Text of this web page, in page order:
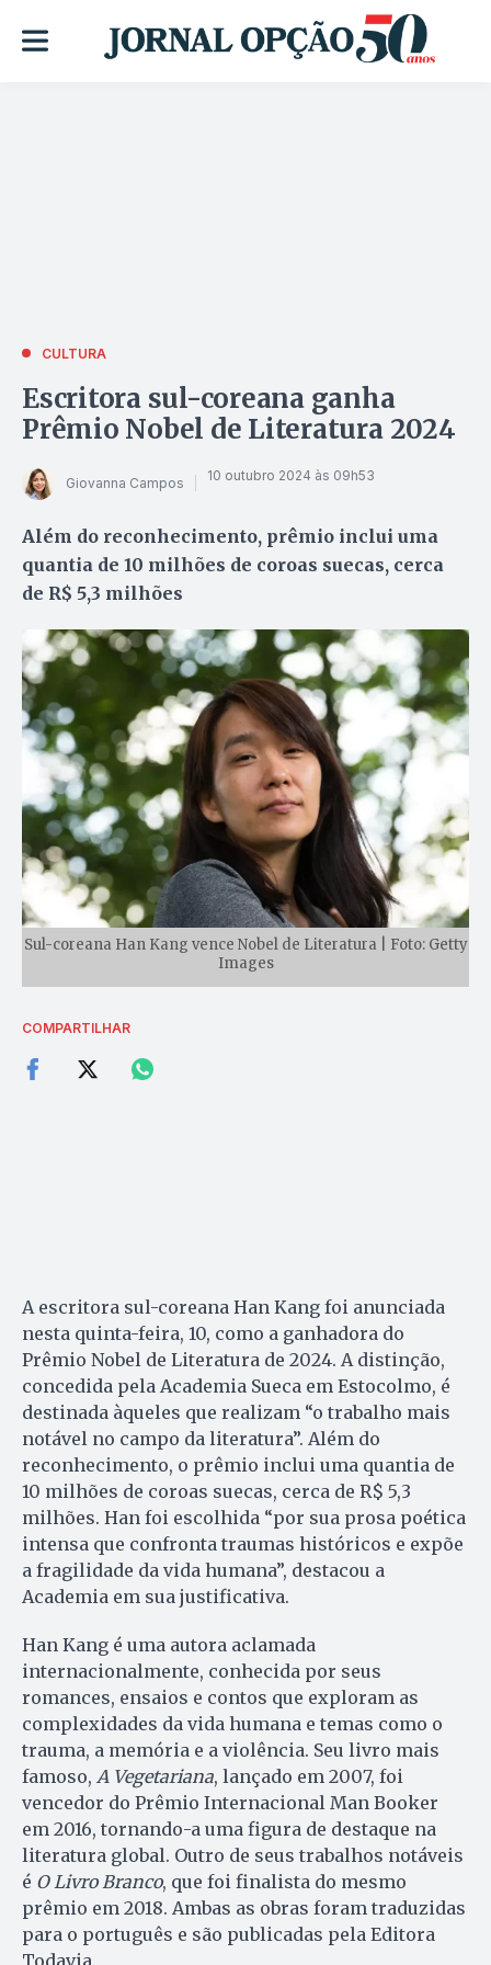
CULTURA
Escritora sul-coreana ganha
Prêmio Nobel de Literatura 2024
Giovanna Campos 10 outubro 2024 às 09h53
Além do reconhecimento, prêmio inclui uma
quantia de 10 milhões de coroas suecas, cerca
de R$ 5,3 milhões
Sul-coreana Han Kang vence Nobel de Literatura | Foto: Getty
Images
COMPARTILHAR
A escritora sul-coreana Han Kang foi anunciada
nesta quinta-feira, 10, como a ganhadora do
Prêmio Nobel de Literatura de 2024. A distinção,
concedida pela Academia Sueca em Estocolmo, é
destinada àqueles que realizam “o trabalho mais
notável no campo da literatura”. Além do
reconhecimento, o prêmio inclui uma quantia de
10 milhões de coroas suecas, cerca de R$ 5,3
milhões. Han foi escolhida “por sua prosa poética
intensa que confronta traumas históricos e expõe
a fragilidade da vida humana”, destacou a
Academia em sua justificativa.
Han Kang é uma autora aclamada
internacionalmente, conhecida por seus
romances, ensaios e contos que exploram as
complexidades da vida humana e temas como o
trauma, a memória e a violência. Seu livro mais
famoso, A Vegetariana, lançado em 2007, foi
vencedor do Prêmio Internacional Man Booker
em 2016, tornando-a uma figura de destaque na
literatura global. Outro de seus trabalhos notáveis
é O Livro Branco, que foi finalista do mesmo
prêmio em 2018. Ambas as obras foram traduzidas
para o português e são publicadas pela Editora
Todavia.